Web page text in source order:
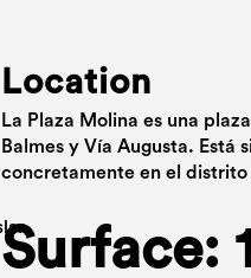
Location
La Plaza Molina es una
Balmes y Vía Augusta. Está
concretamente en el distrito
Surface: